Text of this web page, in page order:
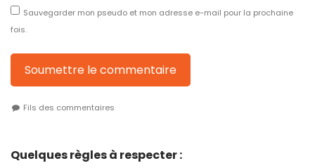
Sauvegarder mon pseudo et mon adresse e-mail pour la prochaine
fois.
Soumettre le commentaire
Fils des commentaires
Quelques règles à respecter :